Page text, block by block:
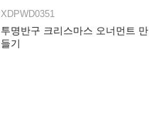
XDPWD0351
투명반구 크리스마스 오너먼트 만
들기